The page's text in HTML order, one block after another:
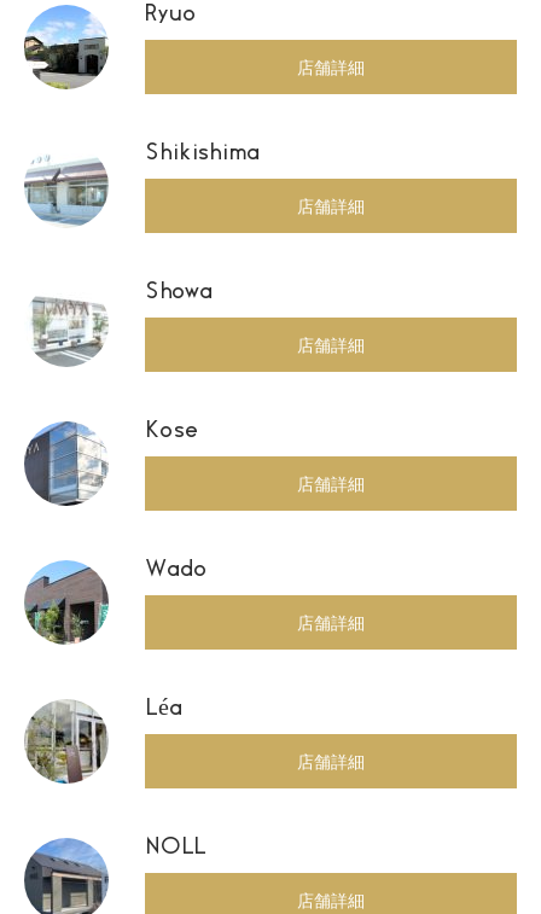
Ryuo
店舗詳細
Shikishima
店舗詳細
Showa
店舗詳細
Kose
店舗詳細
Wado
店舗詳細
Léa
店舗詳細
NOLL
店舗詳細